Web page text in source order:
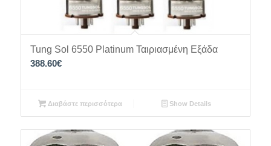
Tung Sol 6550 Platinum Ταιριασμένη Εξάδα
388.60€
Διαβάστε περισσότερα Show Details